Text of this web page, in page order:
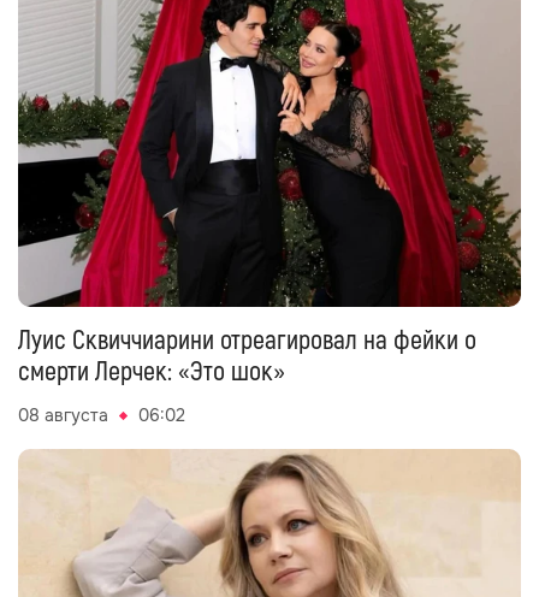
Луис Сквиччиарини отреагировал на фейки о
смерти Лерчек: «Это шок»
08 августа 06:02